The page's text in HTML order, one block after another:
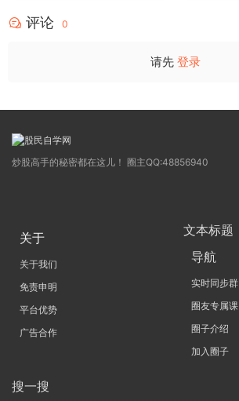
评论 0
请先 登录
炒股高手的秘密都在这儿！ 圈主QQ:48856940
关于
关于我们
免责申明
平台优势
广告合作
文本标题
导航
实时同步群
圈友专属课
圈子介绍
加入圈子
搜一搜